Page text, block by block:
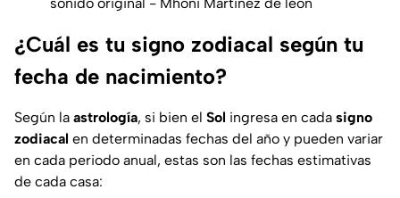
¿Cuál es tu signo zodiacal según tu
fecha de nacimiento?
Según la astrología, si bien el Sol ingresa en cada signo
zodiacal en determinadas fechas del año y pueden variar
en cada periodo anual, estas son las fechas estimativas
de cada casa: